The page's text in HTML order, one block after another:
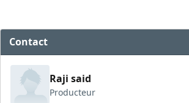
Contact
Raji said
Producteur